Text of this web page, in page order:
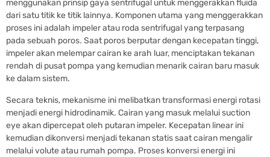
menggunakan prinsip gaya sentrifugal untuk menggerakkan fluida
dari satu titik ke titik lainnya. Komponen utama yang menggerakkan
proses ini adalah impeler atau roda sentrifugal yang terpasang
pada sebuah poros. Saat poros berputar dengan kecepatan tinggi,
impeler akan melempar cairan ke arah luar, menciptakan tekanan
rendah di pusat pompa yang kemudian menarik cairan baru masuk
ke dalam sistem.
Secara teknis, mekanisme ini melibatkan transformasi energi rotasi
menjadi energi hidrodinamik. Cairan yang masuk melalui suction
eye akan dipercepat oleh putaran impeler. Kecepatan linear ini
kemudian dikonversi menjadi tekanan statis saat cairan mengalir
melalui volute atau rumah pompa. Proses konversi energi ini